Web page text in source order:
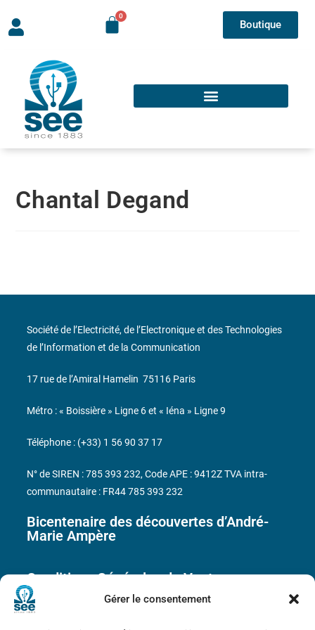
Gérer le consentement
Boutique
Chantal Degand
Bicentenaire des découvertes d’André-
Marie Ampère
Conditions Générales de Vente
Société de l’Electricité, de l’Electronique et des Technologies
de l’Information et de la Communication
17 rue de l’Amiral Hamelin 75116 Paris
Métro : « Boissière » Ligne 6 et « Iéna » Ligne 9
Téléphone : (+33) 1 56 90 37 17
N° de SIREN : 785 393 232, Code APE : 9412Z TVA intra-
communautaire : FR44 785 393 232